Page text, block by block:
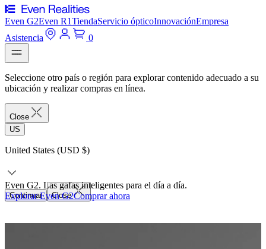
Even G2Even R1TiendaServicio ópticoInnovaciónEmpresa
Asistencia
0
Seleccione otro país o región para explorar contenido adecuado a su
ubicación y realizar compras en línea.
Close
US
United States (USD $)
Continuar Close
Even G2. Las gafas inteligentes para el día a día.
Explorar Even G2Comprar ahora